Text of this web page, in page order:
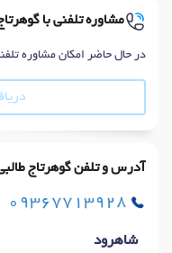
مشاوره تلفنی با
در حال حاضر امکان مشاوره
آدرس و تلفن گوهرتاج
09367713928
شاهرود